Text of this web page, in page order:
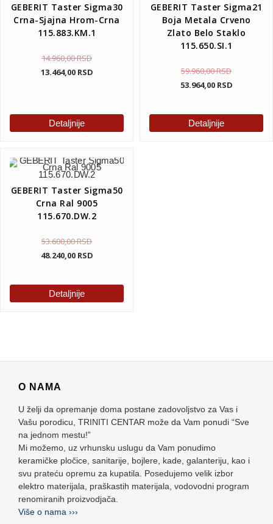
GEBERIT Taster Sigma30
Crna-Sjajna Hrom-Crna
115.883.KM.1
14.960,00RSD
13.464,00 RSD
Detaljnije
GEBERIT Taster Sigma21
Boja Metala Crveno
Zlato Belo Staklo
115.650.SI.1
59.960,00RSD
53.964,00 RSD
Detaljnije
GEBERIT Taster Sigma50
Crna Ral 9005
115.670.DW.2
53.600,00RSD
48.240,00 RSD
Detaljnije
O NAMA
U želji da opremanje doma postane zadovoljstvo za Vas i
Vašu porodicu, TRINITI CENTAR može da Vam ponudi “Sve
na jednom mestu!”
Mi možemo, uz vrhunsku uslugu da Vam ponudimo
keramičke pločice, sanitarije, bojlere, kade, galanteriju, kao i
svu prateću opremu za kupatila. Posedujemo velik izbor
elektro materijala, praškastih materijala, vodovodni program
renomiranih proizvodjača.
Više o nama ›››